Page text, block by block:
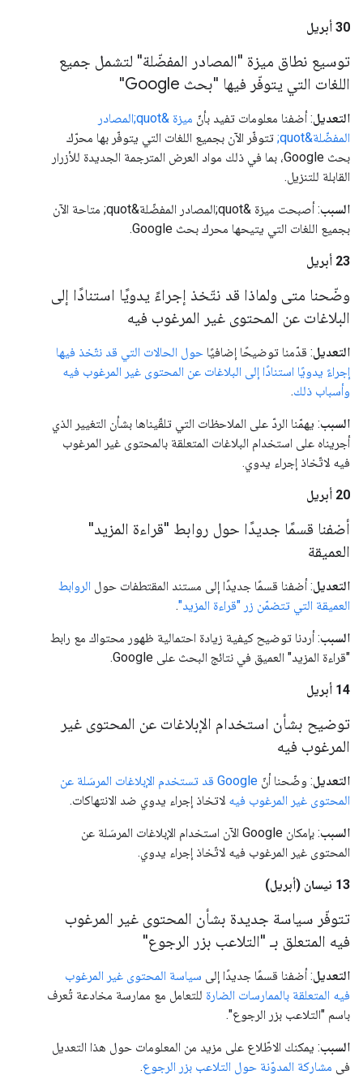
‫30 أبريل
توسيع نطاق ميزة "المصادر المفضّلة" لتشمل جميع
اللغات التي يتوفّر فيها "بحث Google"
التعديل: أضفنا معلومات تفيد بأنّ
ميزة &quot;المصادر
المفضّلة&quot;
تتوفّر الآن بجميع اللغات التي يتوفّر بها محرّك
بحث Google، بما في ذلك مواد العرض المترجمة الجديدة للأزرار
القابلة للتنزيل.
السبب
: أصبحت ميزة &quot;المصادر المفضّلة&quot; متاحة الآن
بجميع اللغات التي يتيحها محرك بحث Google.
‫23 أبريل
وضّحنا متى ولماذا قد نتّخذ إجراءً يدويًا استنادًا إلى
البلاغات عن المحتوى غير المرغوب فيه
التعديل: قدّمنا توضيحًا إضافيًا حول الحالات التي قد نتّخذ فيها
إجراءً يدويًا استنادًا إلى البلاغات عن المحتوى غير المرغوب فيه
وأسباب ذلك.
السبب: يهمّنا الردّ على الملاحظات التي تلقّيناها بشأن التغيير الذي
أجريناه على استخدام البلاغات المتعلقة بالمحتوى غير المرغوب
فيه لاتّخاذ إجراء يدوي.
‫20 أبريل
أضفنا قسمًا جديدًا حول روابط "قراءة المزيد"
العميقة
التعديل: أضفنا قسمًا جديدًا إلى مستند المقتطفات حول الروابط
العميقة التي تتضمّن زر "قراءة المزيد".
السبب: أردنا توضيح كيفية زيادة احتمالية ظهور محتواك مع رابط
"قراءة المزيد" العميق في نتائج البحث على Google.
‫14 أبريل
توضيح بشأن استخدام الإبلاغات عن المحتوى غير
المرغوب فيه
التعديل: وضّحنا أنّ
Google قد تستخدم الإبلاغات المرسَلة عن
المحتوى غير المرغوب فيه لاتخاذ إجراء يدوي ضد الانتهاكات.
السبب
: بإمكان Google الآن استخدام الإبلاغات المرسَلة عن
المحتوى غير المرغوب فيه لاتّخاذ إجراء يدوي.
‫13 نيسان (أبريل)
تتوفّر سياسة جديدة بشأن المحتوى غير المرغوب
فيه المتعلق بـ "التلاعب بزر الرجوع"
التعديل: أضفنا قسمًا جديدًا إلى سياسة المحتوى غير المرغوب
فيه المتعلقة بالممارسات الضارة للتعامل مع ممارسة مخادعة تُعرف
باسم "التلاعب بزر الرجوع".
السبب: يمكنك الاطّلاع على مزيد من المعلومات حول هذا التعديل
في مشاركة المدوّنة حول التلاعب بزر الرجوع.